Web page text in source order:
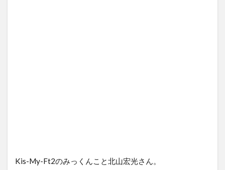
Kis-My-Ft2のみっくんこと北山宏光さん。